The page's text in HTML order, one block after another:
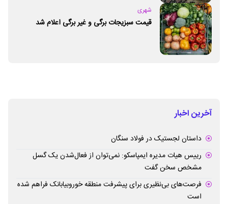
شهری
قیمت سبزیجات برگی و غیر برگی اعلام شد
آخرین اخبار
داستان لجستیک در فولاد سنگان
رییس هیات مدیره ایمپاسکو: نمی‌توان از فعال‌شدن یک گسل
مشخص سخن گفت
فرصت‌های بی‌نظیری برای پیشرفت منطقه خوروبیابانک فراهم شده
است